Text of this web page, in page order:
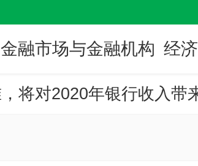
金融市场与金融机构 经